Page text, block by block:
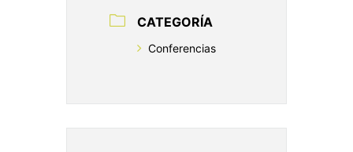
CATEGORÍA
Conferencias